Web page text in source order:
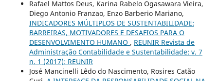
Rafael Mattos Deus, Karina Rabelo Ogasawara Vieira,
Diego Antonio Franzao, Enzo Barberio Mariano,
INDICADORES MÚLTIPLOS DE SUSTENTABILIDADE:
BARREIRAS, MOTIVADORES E DESAFIOS PARA O
DESENVOLVIMENTO HUMANO , REUNIR Revista de
Administração Contabilidade e Sustentabilidade: v. 7
n. 1 (2017): REUNIR
José Mancinelli Lêdo do Nascimento, Rosires Catão